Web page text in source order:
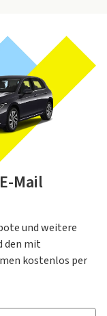
Mail
und weitere
den mit
kostenlos per